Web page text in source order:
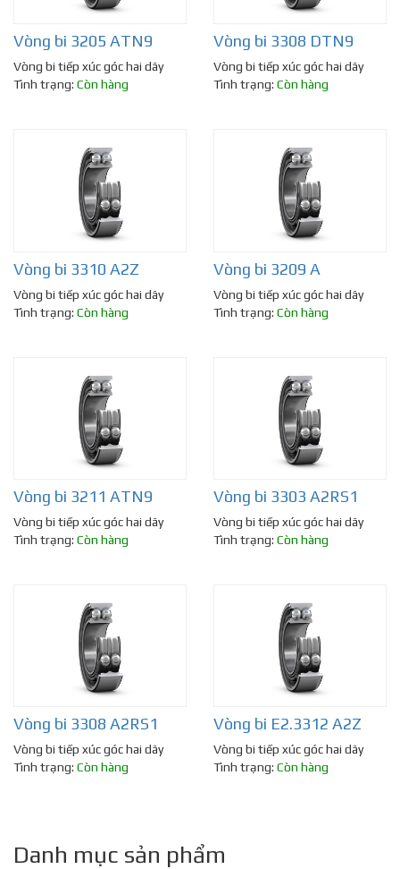
Vòng bi 3205 ATN9
Vòng bi tiếp xúc góc hai dãy
Tình trạng: Còn hàng
Vòng bi 3308 DTN9
Vòng bi tiếp xúc góc hai dãy
Tình trạng: Còn hàng
Vòng bi 3310 A2Z
Vòng bi tiếp xúc góc hai dãy
Tình trạng: Còn hàng
Vòng bi 3209 A
Vòng bi tiếp xúc góc hai dãy
Tình trạng: Còn hàng
Vòng bi 3211 ATN9
Vòng bi tiếp xúc góc hai dãy
Tình trạng: Còn hàng
Vòng bi 3303 A2RS1
Vòng bi tiếp xúc góc hai dãy
Tình trạng: Còn hàng
Vòng bi 3308 A2RS1
Vòng bi tiếp xúc góc hai dãy
Tình trạng: Còn hàng
Vòng bi E2.3312 A2Z
Vòng bi tiếp xúc góc hai dãy
Tình trạng: Còn hàng
Danh mục sản phẩm